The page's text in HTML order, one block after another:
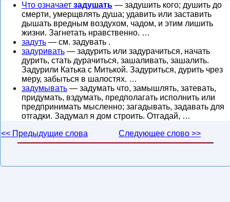
Что означает задушать — задушить кого; душить до
смерти, умерщвлять душа; удавить или заставить
дышать вредным воздухом, чадом, и этим лишить
жизни. Загнетать нравственно. …
задуть — см. задувать .
задуривать — задурить или задурачиться, начать
дурить, стать дурачиться, зашаливать, зашалить.
Задурили Катька с Митькой. Задуриться, дурить чрез
меру, забыться в шалостях. …
задумывать — задумать что, замышлять, затевать,
придумать, вздумать, предполагать исполнить или
предпринимать мысленно; загадывать, задавать для
отгадки. Задумал я дом строить. Отгадай, …
<< Предыдущие слова
Следующее слово >>